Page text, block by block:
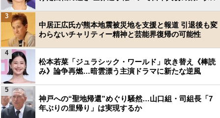
中居正広氏が熊本地震被災地を支援と報道 引退後も変
わらないチャリティー精神と芸能界復帰の可能性
3
松本若菜「ジュラシック・ワールド」吹き替え《棒読
み》論争再燃…暗雲漂う主演ドラマに新たな逆風
4
神戸への“聖地帰還”めぐり騒然…山口組・司組長「7
年ぶりの里帰り」は実現するか
5